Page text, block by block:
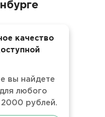
качество
вы найдете
любого
рублей.